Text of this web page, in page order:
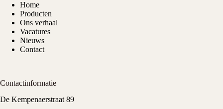
Home
Producten
Ons verhaal
Vacatures
Nieuws
Contact
Contactinformatie
De Kempenaerstraat 89